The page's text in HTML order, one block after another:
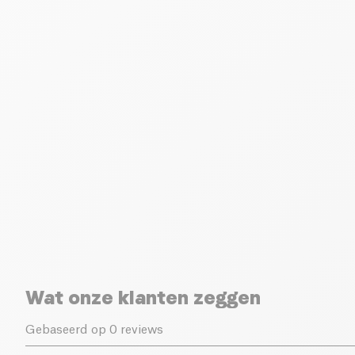
Wat onze klanten zeggen
Gebaseerd op 0 reviews